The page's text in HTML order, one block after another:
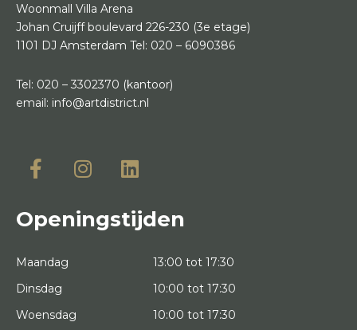
Woonmall Villa Arena
Johan Cruijff boulevard 226-230 (3e etage)
1101 DJ Amsterdam Tel: 020 – 6090386
Tel: 020 – 3302370 (kantoor)
email: info@artdistrict.nl
Openingstijden
Maandag
13:00 tot 17:30
Dinsdag
10:00 tot 17:30
Woensdag
10:00 tot 17:30